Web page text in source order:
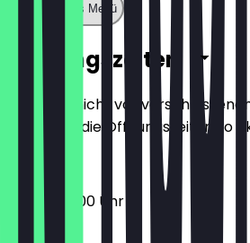
Zeige ganzes Menü
Öffnungszeiten
Damit du nicht vor
halten wir die Öffnungszeiten so
06:00 - 18:00 Uhr